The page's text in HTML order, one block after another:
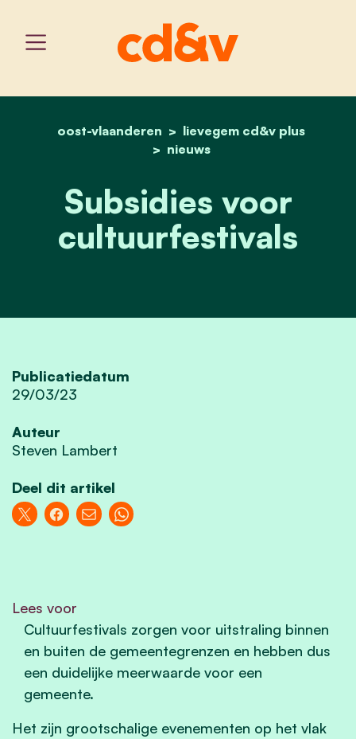
home
oost-vlaanderen
lievegem cd&v plus
nieuws
subsidies voor
Subsidies voor
cultuurfestivals
Publicatiedatum
29/03/23
Auteur
Steven Lambert
Deel dit artikel
Lees voor
Cultuurfestivals zorgen voor uitstraling binnen
en buiten de gemeentegrenzen en hebben dus
een duidelijke meerwaarde voor een
gemeente.
Het zijn grootschalige evenementen op het vlak